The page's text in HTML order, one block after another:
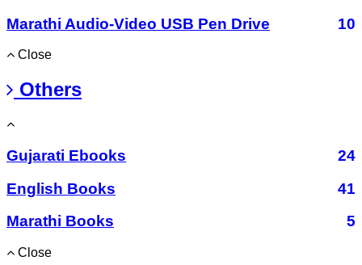
Marathi Audio-Video USB Pen Drive
10
Close
Others
Gujarati Ebooks
24
English Books
41
Marathi Books
5
Close